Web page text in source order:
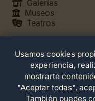
Galerías
Museos
Teatros
Legales
Política de
Política de Cookies
Configuración de
Usamos cookies
experiencia,
mostrarte
"Aceptar todas",
También puedes